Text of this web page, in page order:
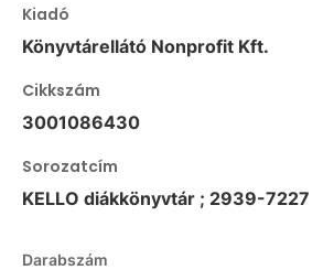
Kiadó
Könyvtárellátó Nonprofit Kft.
Cikkszám
3001086430
Sorozatcím
KELLO diákkönyvtár ; 2939-7227
Darabszám